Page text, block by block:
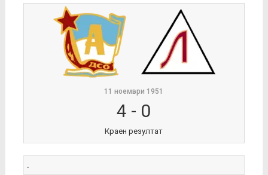
11 ноември 1951
4 - 0
Краен резултат
.